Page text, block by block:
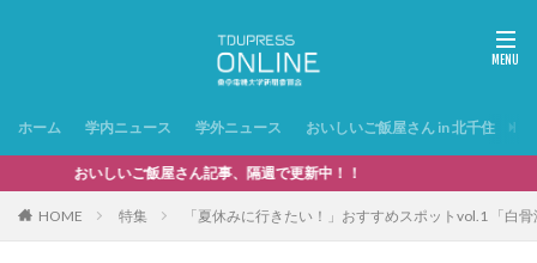
ホーム 学内ニュース 学外ニュース おいしいご飯屋さん in 北千住
おいしいご飯屋さん記事、隔週で更新中！！
HOME 特集 「夏休みに行きたい！」おすすめスポットvol.1 「白